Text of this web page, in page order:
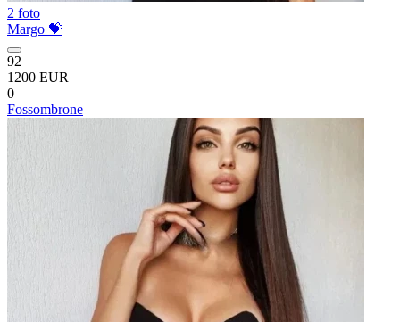
2 foto
Margo 💝
92
1200 EUR
0
Fossombrone